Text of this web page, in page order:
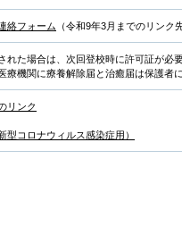
絡フォーム （令和9年3月までのリンク先
れた場合は、次回登校時に許可証が必要
療機関に療養解除届と治癒届は保護者
リンク
型コロナウィルス感染症用）